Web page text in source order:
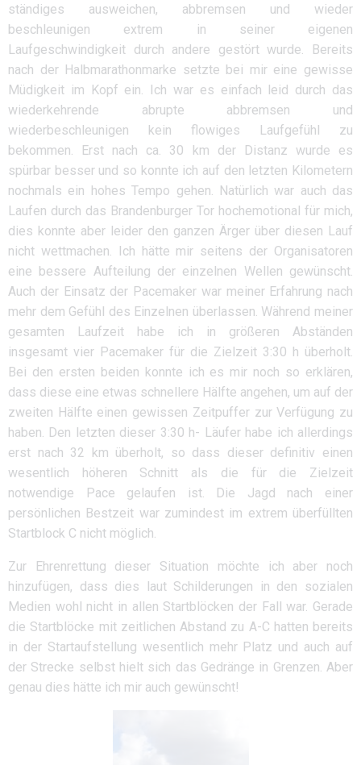
ständiges ausweichen, abbremsen und wieder
beschleunigen extrem in seiner eigenen
Laufgeschwindigkeit durch andere gestört wurde. Bereits
nach der Halbmarathonmarke setzte bei mir eine gewisse
Müdigkeit im Kopf ein. Ich war es einfach leid durch das
wiederkehrende abrupte abbremsen und
wiederbeschleunigen kein flowiges Laufgefühl zu
bekommen. Erst nach ca. 30 km der Distanz wurde es
spürbar besser und so konnte ich auf den letzten Kilometern
nochmals ein hohes Tempo gehen. Natürlich war auch das
Laufen durch das Brandenburger Tor hochemotional für mich,
dies konnte aber leider den ganzen Ärger über diesen Lauf
nicht wettmachen. Ich hätte mir seitens der Organisatoren
eine bessere Aufteilung der einzelnen Wellen gewünscht.
Auch der Einsatz der Pacemaker war meiner Erfahrung nach
mehr dem Gefühl des Einzelnen überlassen. Während meiner
gesamten Laufzeit habe ich in größeren Abständen
insgesamt vier Pacemaker für die Zielzeit 3:30 h überholt.
Bei den ersten beiden konnte ich es mir noch so erklären,
dass diese eine etwas schnellere Hälfte angehen, um auf der
zweiten Hälfte einen gewissen Zeitpuffer zur Verfügung zu
haben. Den letzten dieser 3:30 h- Läufer habe ich allerdings
erst nach 32 km überholt, so dass dieser definitiv einen
wesentlich höheren Schnitt als die für die Zielzeit
notwendige Pace gelaufen ist. Die Jagd nach einer
persönlichen Bestzeit war zumindest im extrem überfüllten
Startblock C nicht möglich.
Zur Ehrenrettung dieser Situation möchte ich aber noch
hinzufügen, dass dies laut Schilderungen in den sozialen
Medien wohl nicht in allen Startblöcken der Fall war. Gerade
die Startblöcke mit zeitlichen Abstand zu A-C hatten bereits
in der Startaufstellung wesentlich mehr Platz und auch auf
der Strecke selbst hielt sich das Gedränge in Grenzen. Aber
genau dies hätte ich mir auch gewünscht!